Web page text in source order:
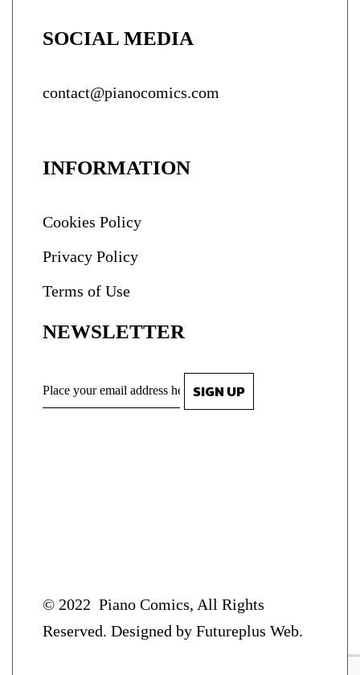
SOCIAL MEDIA
contact@pianocomics.com
INFORMATION
Cookies Policy
Privacy Policy
Terms of Use
NEWSLETTER
© 2022 Piano Comics, All Rights
Reserved. Designed byFutureplus Web.